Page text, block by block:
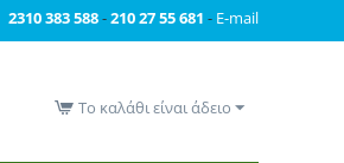
2310 383 588-210 27 55 681 - E-mail
Το καλάθι είναι άδειο